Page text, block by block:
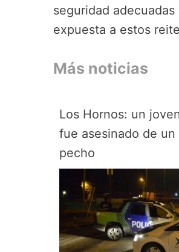
seguridad
expuesta a estos
Más noticias
Los Hornos: un
fue asesinado de
pecho